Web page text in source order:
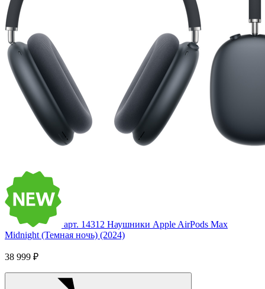
арт. 14312 Наушники Apple AirPods Max
Midnight (Темная ночь) (2024)
38 999 ₽